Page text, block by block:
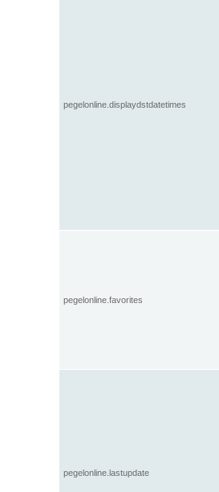
pegelonline.displaydstdatetimes
pegelonline.favorites
pegelonline.lastupdate